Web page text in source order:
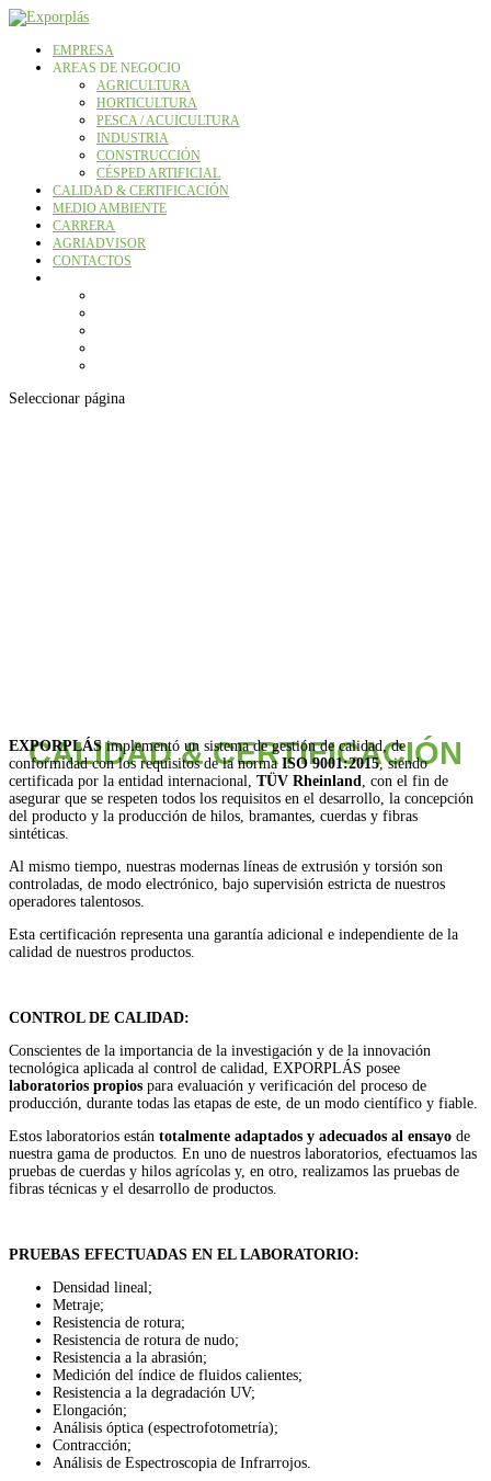
EMPRESA
AREAS DE NEGOCIO
AGRICULTURA
HORTICULTURA
PESCA / ACUICULTURA
INDUSTRIA
CONSTRUCCIÓN
CÉSPED ARTIFICIAL
CALIDAD & CERTIFICACIÓN
MEDIO AMBIENTE
CARRERA
AGRIADVISOR
CONTACTOS
Seleccionar página
CALIDAD & CERTIFICACIÓN
EXPORPLÁS implementó un sistema de gestión de calidad, de
conformidad con los requisitos de la normaISO 9001:2015, siendo
certificada por la entidad internacional, TÜV Rheinland, con el fin de
asegurar que se respeten todos los requisitos en el desarrollo, la concepción
del producto y la producción de hilos, bramantes, cuerdas y fibras
sintéticas.
Al mismo tiempo, nuestras modernas líneas de extrusión y torsión son
controladas, de modo electrónico, bajo supervisión estricta de nuestros
operadores talentosos.
Esta certificación representa una garantía adicional e independiente de la
calidad de nuestros productos.
CONTROL DE CALIDAD:
Conscientes de la importancia de la investigación y de la innovación
tecnológica aplicada al control de calidad, EXPORPLÁS posee
laboratorios propios para evaluación y verificación del proceso de
producción, durante todas las etapas de este, de un modo científico y fiable.
Estos laboratorios están totalmente adaptados y adecuados al ensayo de
nuestra gama de productos. En uno de nuestros laboratorios, efectuamos las
pruebas de cuerdas y hilos agrícolas y, en otro, realizamos las pruebas de
fibras técnicas y el desarrollo de productos.
PRUEBAS EFECTUADAS EN EL LABORATORIO:
Densidad lineal;
Metraje;
Resistencia de rotura;
Resistencia de rotura de nudo;
Resistencia a la abrasión;
Medición del índice de fluidos calientes;
Resistencia a la degradación UV;
Elongación;
Análisis óptica (espectrofotometría);
Contracción;
Análisis de Espectroscopia de Infrarrojos.